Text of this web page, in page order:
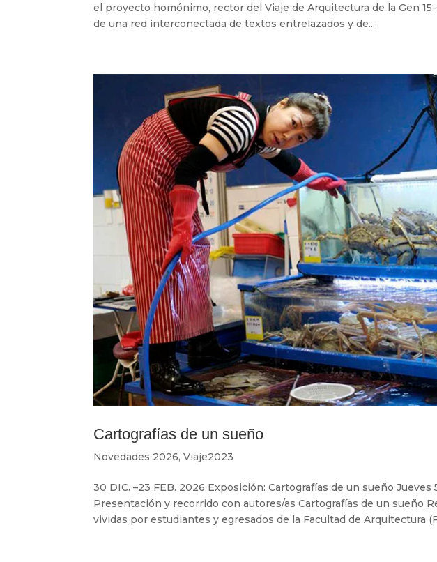
el proyecto homónimo, rector del Viaje de Arquitectura de la Gen
de una red interconectada de textos entrelazados y de...
Cartografías de un sueño
Novedades 2026,Viaje2023
30 DIC. –23 FEB. 2026 Exposición: Cartografías de un sueño Jueves
Presentación y recorrido con autores/as Cartografías de un sueño
vividas por estudiantes y egresados de la Facultad de Arquitectura